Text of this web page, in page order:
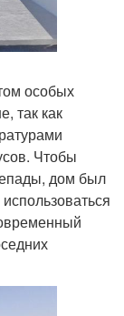
особых
так как
Чтобы
дом был